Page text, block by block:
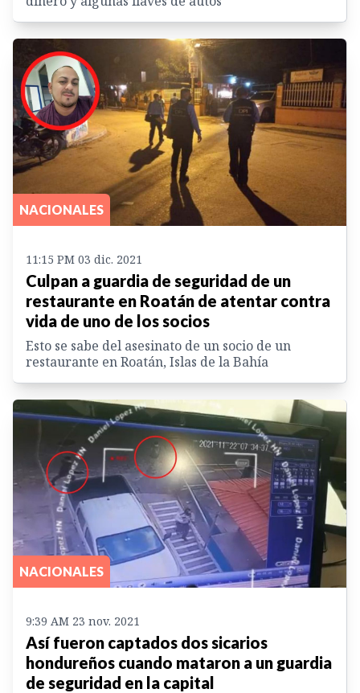
NACIONALES
11:15 PM 03 dic. 2021
Culpan a guardia de seguridad de un
restaurante en Roatán de atentar contra
vida de uno de los socios
Esto se sabe del asesinato de un socio de un
restaurante en Roatán, Islas de la Bahía
NACIONALES
9:39 AM 23 nov. 2021
Así fueron captados dos sicarios
hondureños cuando mataron a un guardia
de seguridad en la capital